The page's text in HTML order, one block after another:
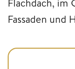
Fassaden und